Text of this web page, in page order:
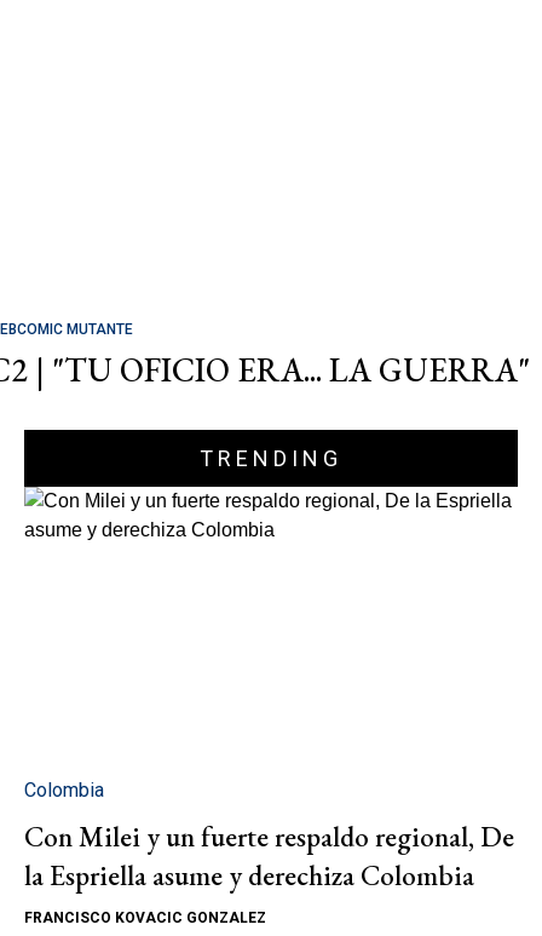
MUTANTE
| "TU OFICIO ERA... LA GUERRA"
TRENDING
Colombia
Con Milei y un fuerte respaldo regional, De
la Espriella asume y derechiza Colombia
FRANCISCO KOVACIC GONZALEZ